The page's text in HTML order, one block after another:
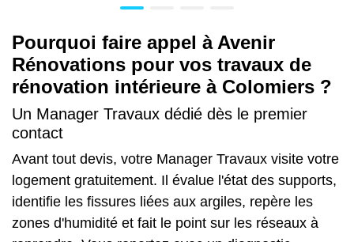
Pourquoi faire appel à Avenir
Rénovations pour vos travaux de
rénovation intérieure à Colomiers ?
Un Manager Travaux dédié dès le premier
contact
Avant tout devis, votre Manager Travaux visite votre
logement gratuitement. Il évalue l'état des supports,
identifie les fissures liées aux argiles, repère les
zones d'humidité et fait le point sur les réseaux à